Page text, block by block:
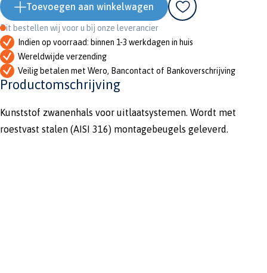
Toevoegen aan winkelwagen
Dit bestellen wij voor u bij onze leverancier
Indien op voorraad: binnen 1-3 werkdagen in huis
Wereldwijde verzending
Veilig betalen met Wero, Bancontact of Bankoverschrijving
Productomschrijving
Kunststof zwanenhals voor uitlaatsystemen. Wordt met
roestvast stalen (AISI 316) montagebeugels geleverd.